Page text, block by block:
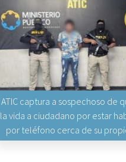
ATIC captura a sospechoso de
la vida a ciudadano por estar
por teléfono cerca de su